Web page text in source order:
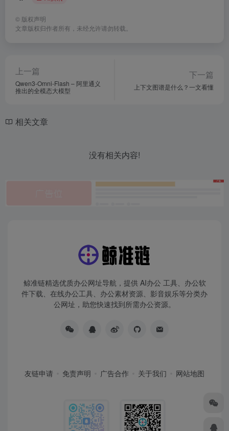
© 版权声明
文章版权归作者所有，未经允许请勿转载。
上一篇
Qwen3-Omni-Flash – 阿里通义
推出的全模态大模型
下一篇
上下文图谱是什么？一文看懂
相关文章
没有相关内容!
鲸准链精选优质办公网址导航，提供 AI办公 工具、办公软
件下载、在线办公工具、办公素材资源、影音娱乐等分类办
公网址，助您快速找到所需办公资源。
友链申请 免责声明 广告合作 关于我们 网站地图